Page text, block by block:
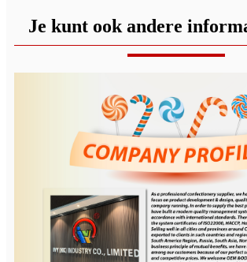
Je kunt ook andere